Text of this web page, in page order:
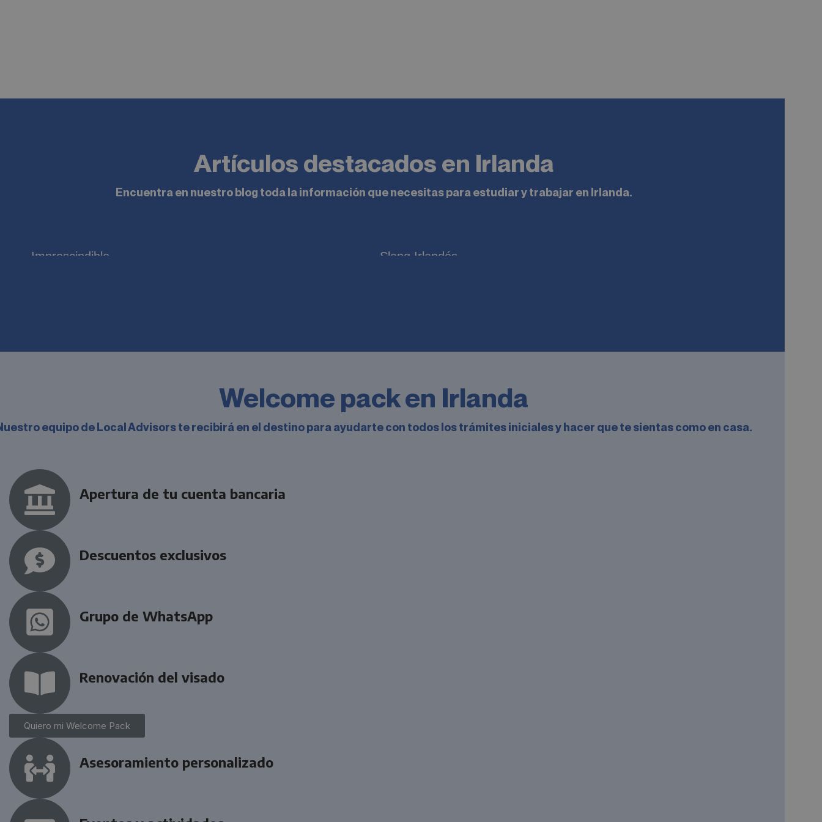
Artículos destacados en Irlanda
Encuentra en nuestro blog toda la información que necesitas para estudiar y trabajar en Irlanda.
Imprescindible Slang Irlandés
Welcome pack en Irlanda
equipo de Local Advisors te recibirá en el destino para ayudarte con todos los trámites iniciales y hacer que te sientas como en casa.
Apertura de tu cuenta bancaria
Descuentos exclusivos
Grupo de WhatsApp
Renovación del visado
Quiero mi Welcome Pack
Asesoramiento personalizado